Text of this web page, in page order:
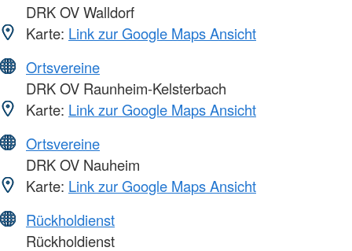
DRK OV Walldorf
Karte: Link zur Google Maps Ansicht
Ortsvereine
DRK OV Raunheim-Kelsterbach
Karte: Link zur Google Maps Ansicht
Ortsvereine
DRK OV Nauheim
Karte: Link zur Google Maps Ansicht
Rückholdienst
Rückholdienst